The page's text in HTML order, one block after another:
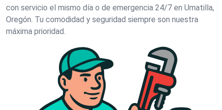
con servicio el mismo día o de emergencia 24/7 en Umatilla,
Oregón. Tu comodidad y seguridad siempre son nuestra
máxima prioridad.